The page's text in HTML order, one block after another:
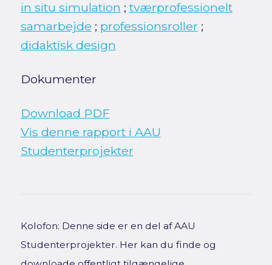
in situ simulation ;tværprofessionelt
samarbejde ; professionsroller ;
didaktisk design
Dokumenter
Download PDF
Vis denne rapport i AAU
Studenterprojekter
Kolofon: Denne side er en del af AAU
Studenterprojekter. Her kan du finde og